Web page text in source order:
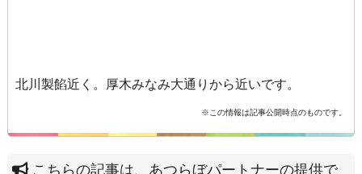
北川製餡近く。厚木みなみ大通りから近いです。
※この情報は記事公開時点のものです。
こちらの記事は、あつらぼパートナーの提供で